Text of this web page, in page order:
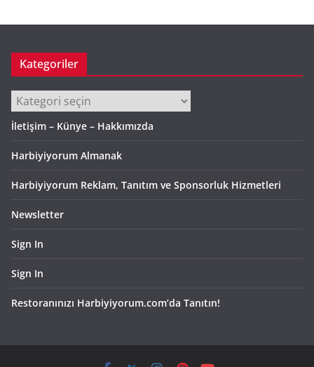
Kategoriler
Kategoriler
İletişim – Künye – Hakkımızda
Harbiyiyorum Almanak
Harbiyiyorum Reklam, Tanıtım ve Sponsorluk Hizmetleri
Newsletter
Sign In
Sign In
Restoranınızı Harbiyiyorum.com’da Tanıtın!